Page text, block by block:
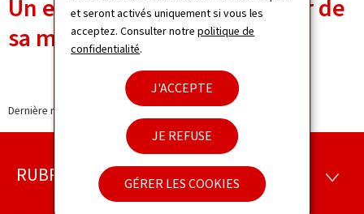
et seront activés uniquement si vous les
acceptez. Consulter notrepolitique de
confidentialité.
J'ACCEPTE
JE REFUSE
GÉRER LES COOKIES
Un expert du CGDIS de retour de
sa mission à Madagascar
Dernière modification le 11.03.2022
Pied
RUBRIQUES